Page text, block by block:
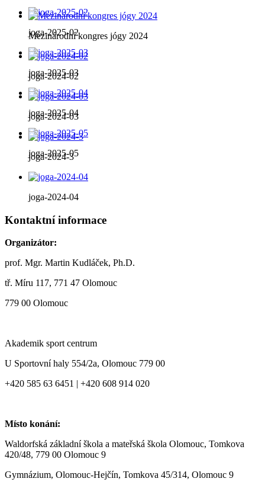
joga-2025-02
joga-2025-03
joga-2025-04
joga-2025-05
Mezinárodní kongres jógy 2024
joga-2024-02
joga-2024-03
joga-2024-3
joga-2024-04
Kontaktní informace
Organizátor:
prof. Mgr. Martin Kudláček, Ph.D.
tř. Míru 117, 771 47 Olomouc
779 00 Olomouc
Akademik sport centrum
U Sportovní haly 554/2a, Olomouc 779 00
+420 585 63 6451 | +420 608 914 020
Místo konání:
Waldorfská základní škola a mateřská škola Olomouc, Tomkova
420/48, 779 00 Olomouc 9
Gymnázium, Olomouc-Hejčín, Tomkova 45/314, Olomouc 9